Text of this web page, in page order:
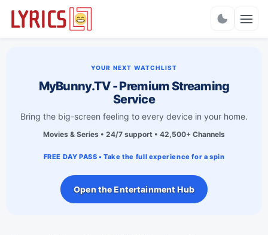
YOUR NEXT WATCHLIST
MyBunny.TV - Premium Streaming
Service
Bring the big-screen feeling to every device in your home.
Movies & Series • 24/7 support • 42,500+ Channels
FREE DAY PASS • Take the full experience for a spin
Open the Entertainment Hub